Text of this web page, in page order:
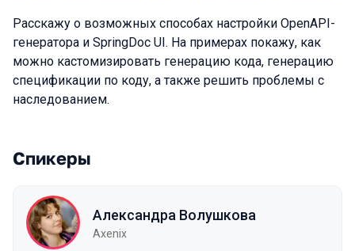
Расскажу о возможных способах настройки OpenAPI-
генератора и SpringDoc UI. На примерах покажу, как
можно кастомизировать генерацию кода, генерацию
спецификации по коду, а также решить проблемы с
наследованием.
Спикеры
Александра Волушкова
Axenix